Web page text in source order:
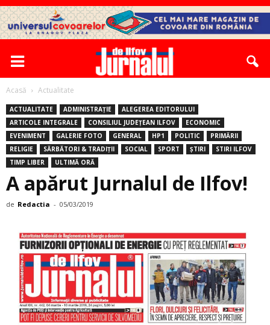
Acasă Actualitate
ACTUALITATE ADMINISTRAȚIE
ALEGEREA EDITORULUI
ARTICOLE INTEGRALE
CONSILIUL JUDEȚEAN ILFOV
ECONOMIC
EVENIMENT
GALERIE FOTO GENERAL HP1 POLITIC
PRIMĂRII
RELIGIE
SĂRBĂTORI & TRADIȚII SOCIAL SPORT ȘTIRI
STIRI ILFOV
TIMP LIBER
ULTIMĂ ORĂ
A apărut Jurnalul de Ilfov!
de Redactia - 05/03/2019